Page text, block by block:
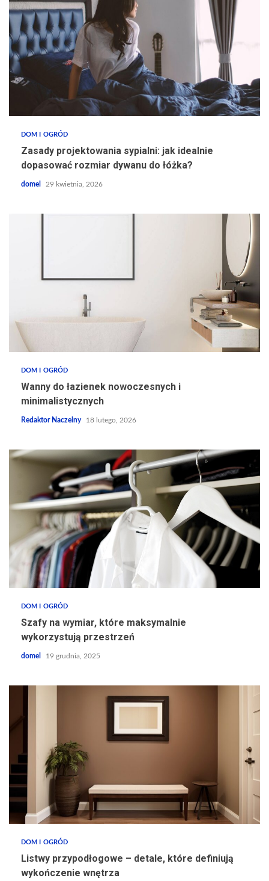
DOM I OGRÓD
Zasady projektowania sypialni: jak idealnie
dopasować rozmiar dywanu do łóżka?
domel 29 kwietnia, 2026
DOM I OGRÓD
Wanny do łazienek nowoczesnych i
minimalistycznych
Redaktor Naczelny 18 lutego, 2026
DOM I OGRÓD
Szafy na wymiar, które maksymalnie
wykorzystują przestrzeń
domel 19 grudnia, 2025
DOM I OGRÓD
Listwy przypodłogowe – detale, które definiują
wykończenie wnętrza